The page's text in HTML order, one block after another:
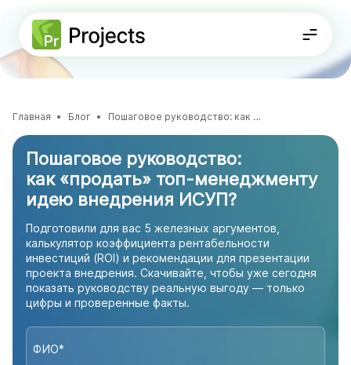
Стратегическое планирование
Проектная документация
Планирование проектов
Портфели и программы
Agile-доски
База знаний
ДЛЯ КОМАНД
Получить консультацию
Главная Блог Пошаговое руководство: как «продать» топ-менеджменту идею внедрения ИСУП?
Пошаговое руководство:
как «продать» топ-менеджменту
идею внедрения ИСУП?
Подготовили для вас 5 железных аргументов,
калькулятор коэффициента рентабельности
инвестиций (ROI) и рекомендации для презентации
проекта внедрения. Скачивайте, чтобы уже сегодня
показать руководству реальную выгоду — только
цифры и проверенные факты.